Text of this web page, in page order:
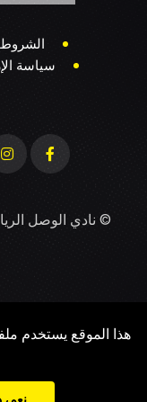
الشروط
سياسة
© نادي الوصل
هذا الموقع يستخدم